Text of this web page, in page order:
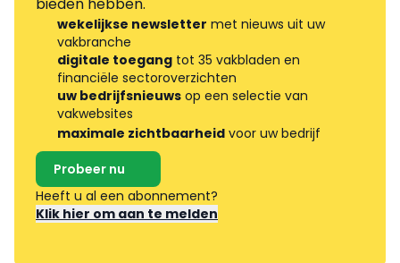
bieden hebben.
wekelijkse newsletter met nieuws uit uw
vakbranche
digitale toegang tot 35 vakbladen en
financiële sectoroverzichten
uw bedrijfsnieuws op een selectie van
vakwebsites
maximale zichtbaarheid voor uw bedrijf
Probeer nu
Heeft u al een abonnement?
Klik hier om aan te melden